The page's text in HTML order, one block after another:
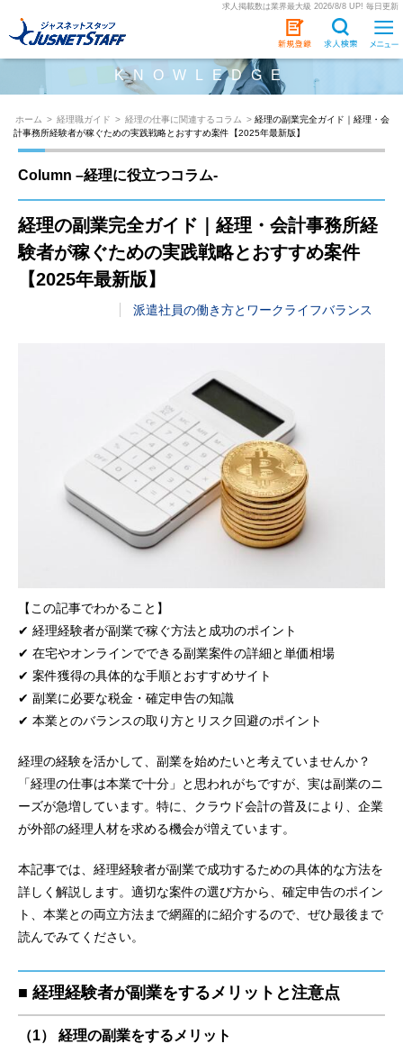
求人掲載数は業界最大級 2026/8/8 UP! 毎日更新
KNOWLEDGE
ホーム > 経理職ガイド > 経理の仕事に関連するコラム > 経理の副業完全ガイド｜経理・会
計事務所経験者が稼ぐための実践戦略とおすすめ案件【2025年最新版】
Column –経理に役立つコラム-
経理の副業完全ガイド｜経理・会計事務所経
験者が稼ぐための実践戦略とおすすめ案件
【2025年最新版】
派遣社員の働き方とワークライフバランス
【この記事でわかること】
✔ 経理経験者が副業で稼ぐ方法と成功のポイント
✔ 在宅やオンラインでできる副業案件の詳細と単価相場
✔ 案件獲得の具体的な手順とおすすめサイト
✔ 副業に必要な税金・確定申告の知識
✔ 本業とのバランスの取り方とリスク回避のポイント
経理の経験を活かして、副業を始めたいと考えていませんか？
「経理の仕事は本業で十分」と思われがちですが、実は副業のニ
ーズが急増しています。特に、クラウド会計の普及により、企業
が外部の経理人材を求める機会が増えています。
本記事では、経理経験者が副業で成功するための具体的な方法を
詳しく解説します。適切な案件の選び方から、確定申告のポイン
ト、本業との両立方法まで網羅的に紹介するので、ぜひ最後まで
読んでみてください。
■ 経理経験者が副業をするメリットと注意点
（1） 経理の副業をするメリット